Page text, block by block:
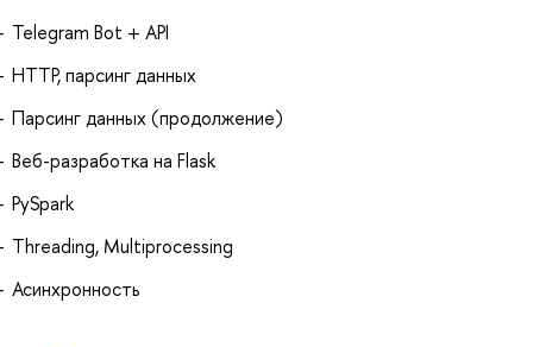
Telegram Bot + API
HTTP, парсинг данных
Парсинг данных (продолжение)
Веб-разработка на Flask
PySpark
Threading, Multiprocessing
Асинхронность